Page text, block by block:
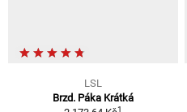
LSL
Brzd. Páka Krátká
1